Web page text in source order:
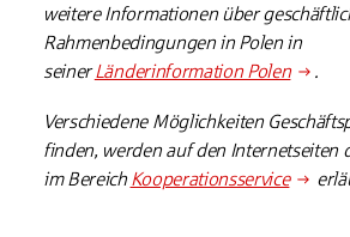
weitere Informationen über
Rahmenbedingungen in Polen in
seiner Länderinformation Polen .
Verschiedene Möglichkeiten
finden, werden auf den Internetseiten
im Bereich Kooperationsservice